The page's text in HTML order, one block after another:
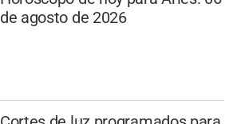
de agosto de 2026